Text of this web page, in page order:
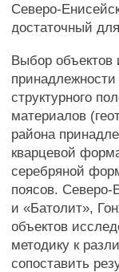
Северо-
достаточный
Выбор объектов
структурного
материалов
района
кварцевой
серебряной
поясов. Северо-
и «Батолит»,
объектов
методику к
сопоставить